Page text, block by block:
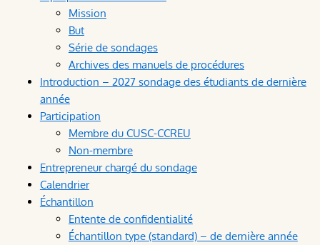
Mission
But
Série de sondages
Archives des manuels de procédures
Introduction – 2027 sondage des étudiants de dernière
année
Participation
Membre du CUSC-CCREU
Non-membre
Entrepreneur chargé du sondage
Calendrier
Échantillon
Entente de confidentialité
Échantillon type (standard) – de dernière année